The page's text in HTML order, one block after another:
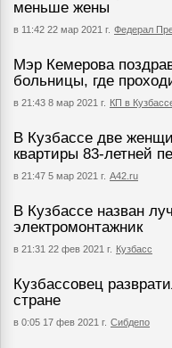
меньше жены
в 11:42 22 мар 2021 г. Федерал
Мэр Кемерова
больницы, где
в 21:43 8 мар 2021 г. КП в
В Кузбассе две
квартиры 83-летней
в 21:47 5 мар 2021 г. А42.ru
В Кузбассе назван
электромонтажник
в 21:31 22 фев 2021 г. Кузбасс
Кузбассовец
стране
в 0:05 17 фев 2021 г. Сибдепо